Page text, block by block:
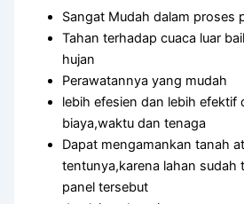
Sangat Mudah dalam proses
Tahan terhadap cuaca luar
hujan
Perawatannya yang mudah
lebih efesien dan lebih efektif
biaya,waktu dan tenaga
Dapat mengamankan tanah
tentunya,karena lahan sudah
panel tersebut